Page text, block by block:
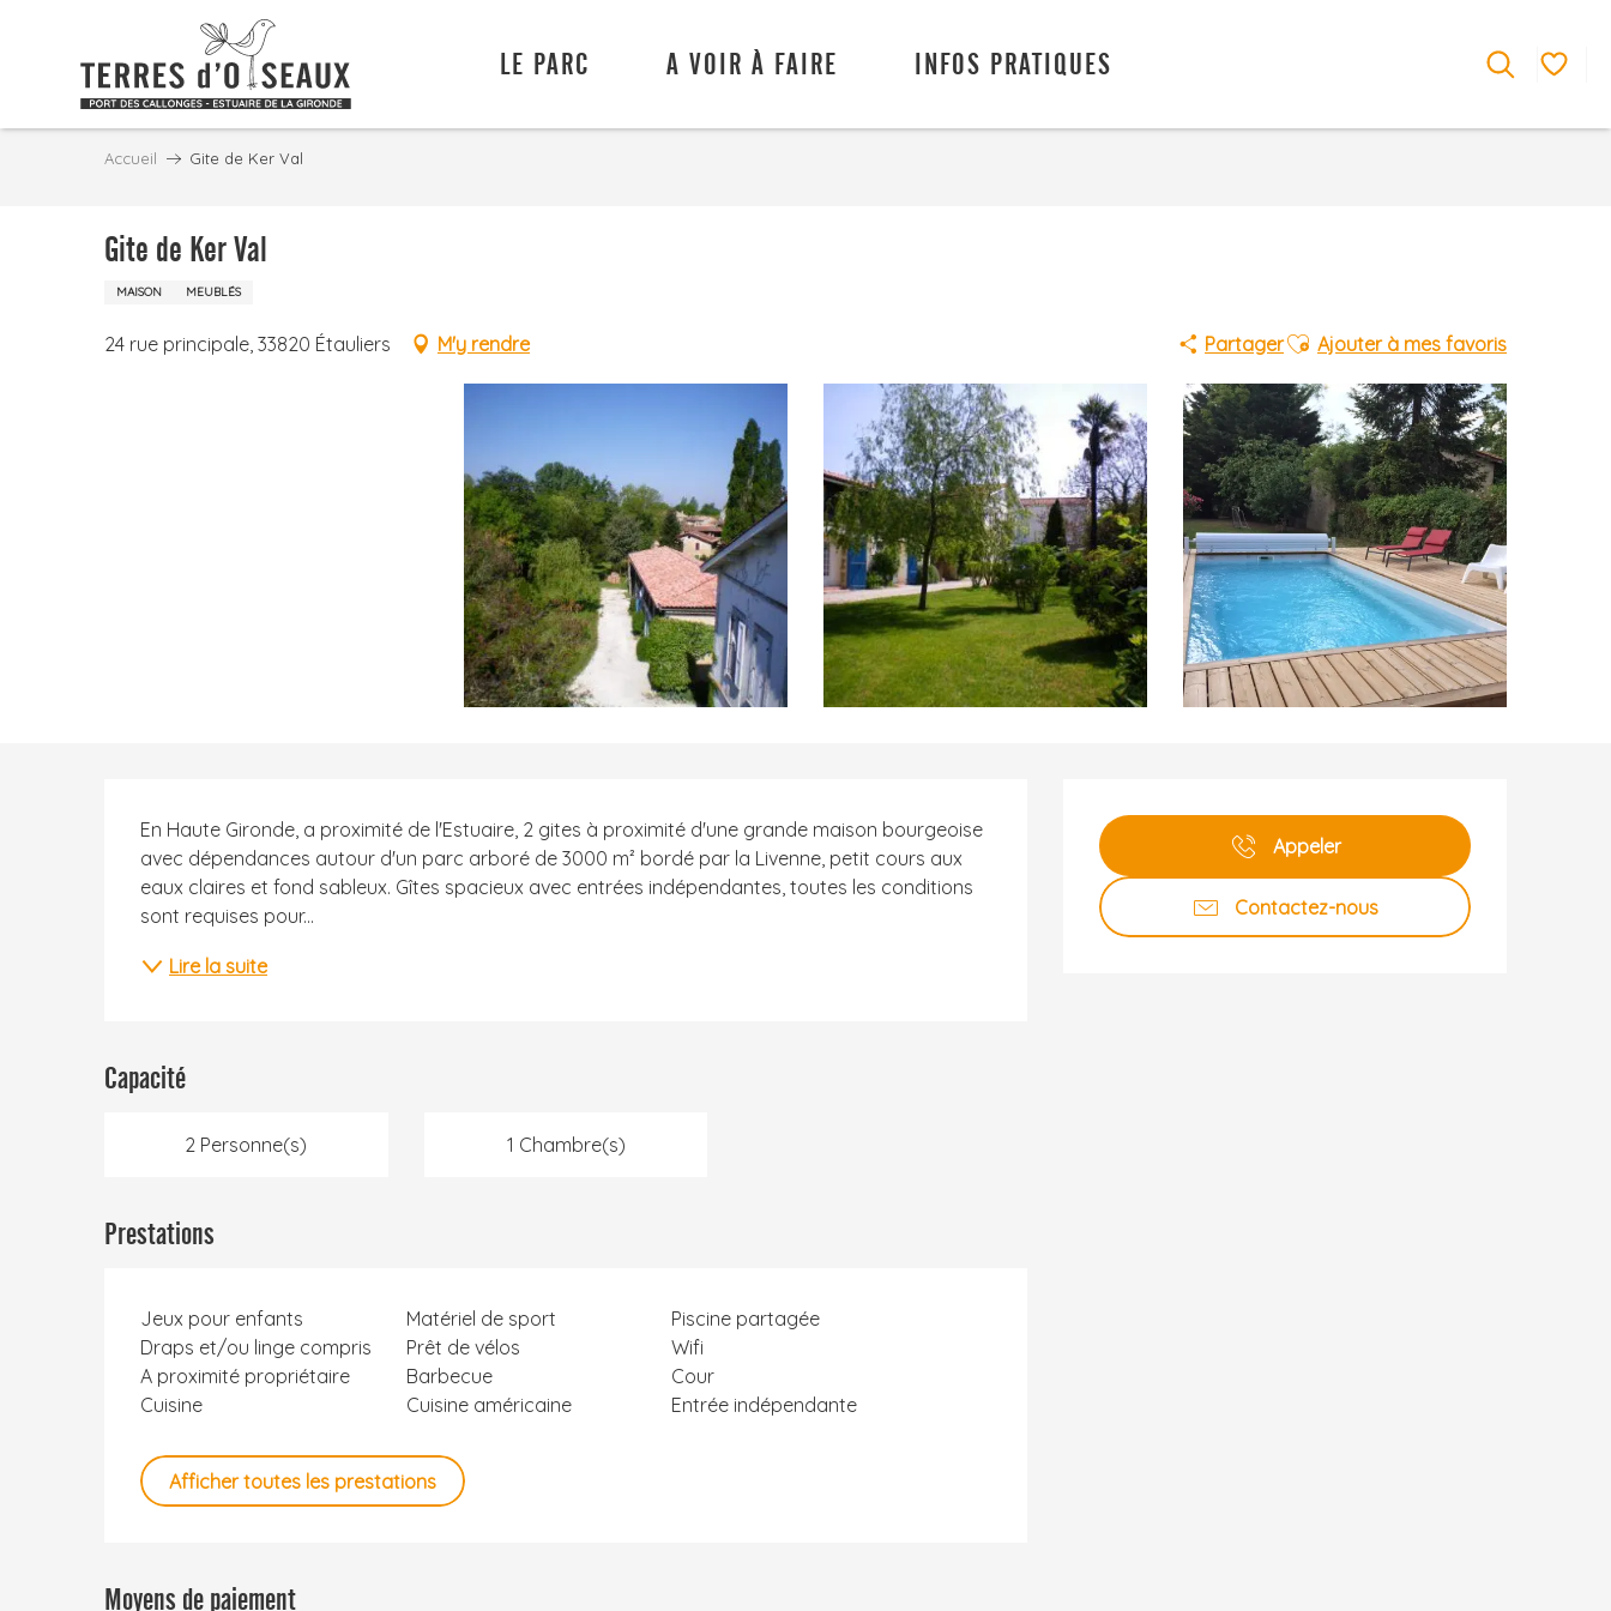
LE PARC A VOIR À FAIRE INFOS PRATIQUES
Accueil Gite de Ker Val
Gite de Ker Val
MAISON MEUBLÉS
24 rue principale, 33820 Étauliers M'y rendre PartagerAjouter aux favoris
Ajouter à mes favoris
Ouverture et coordonnées
Appeler
Contactez-nous
Description
En Haute Gironde, a proximité de l'Estuaire, 2 gites à proximité d'une grande maison bourgeoise
avec dépendances autour d'un parc arboré de 3000 m² bordé par la Livenne, petit cours aux
eaux claires et fond sableux. Gîtes spacieux avec entrées indépendantes, toutes les conditions
sont requises pour...
Lire la suite
Capacité
2 Personne(s) 1 Chambre(s)
Prestations
Jeux pour enfants Matériel de sport
Piscine partagée
Draps et/ou linge compris
Prêt de vélos
Wifi
A proximité propriétaire
Barbecue
Cour
Cuisine
Cuisine américaine Entrée indépendante
Afficher toutes les prestations
Moyens de paiement